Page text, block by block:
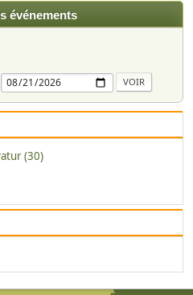
événements
(30)